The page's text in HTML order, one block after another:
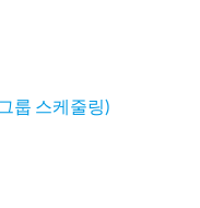
룹 스케줄링)